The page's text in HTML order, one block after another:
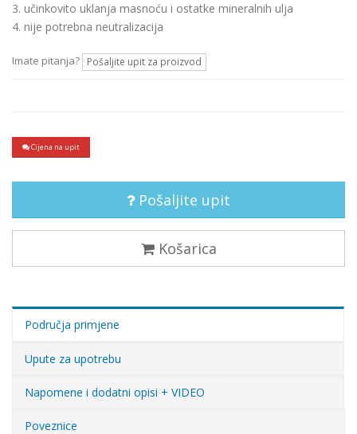
3. učinkovito uklanja masnoću i ostatke mineralnih ulja
4. nije potrebna neutralizacija
Imate pitanja? Pošaljite upit za proizvod
Cijena na upit
Pošaljite upit
Košarica
Područja primjene
Upute za upotrebu
Napomene i dodatni opisi + VIDEO
Poveznice